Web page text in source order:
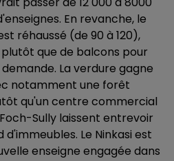
En revanche, le
réhaussé (de 90 à 120),
que de balcons pour
La verdure gagne
notamment une forêt
qu'un centre commercial
Sully laissent entrevoir
Le Ninkasi est
enseigne engagée dans